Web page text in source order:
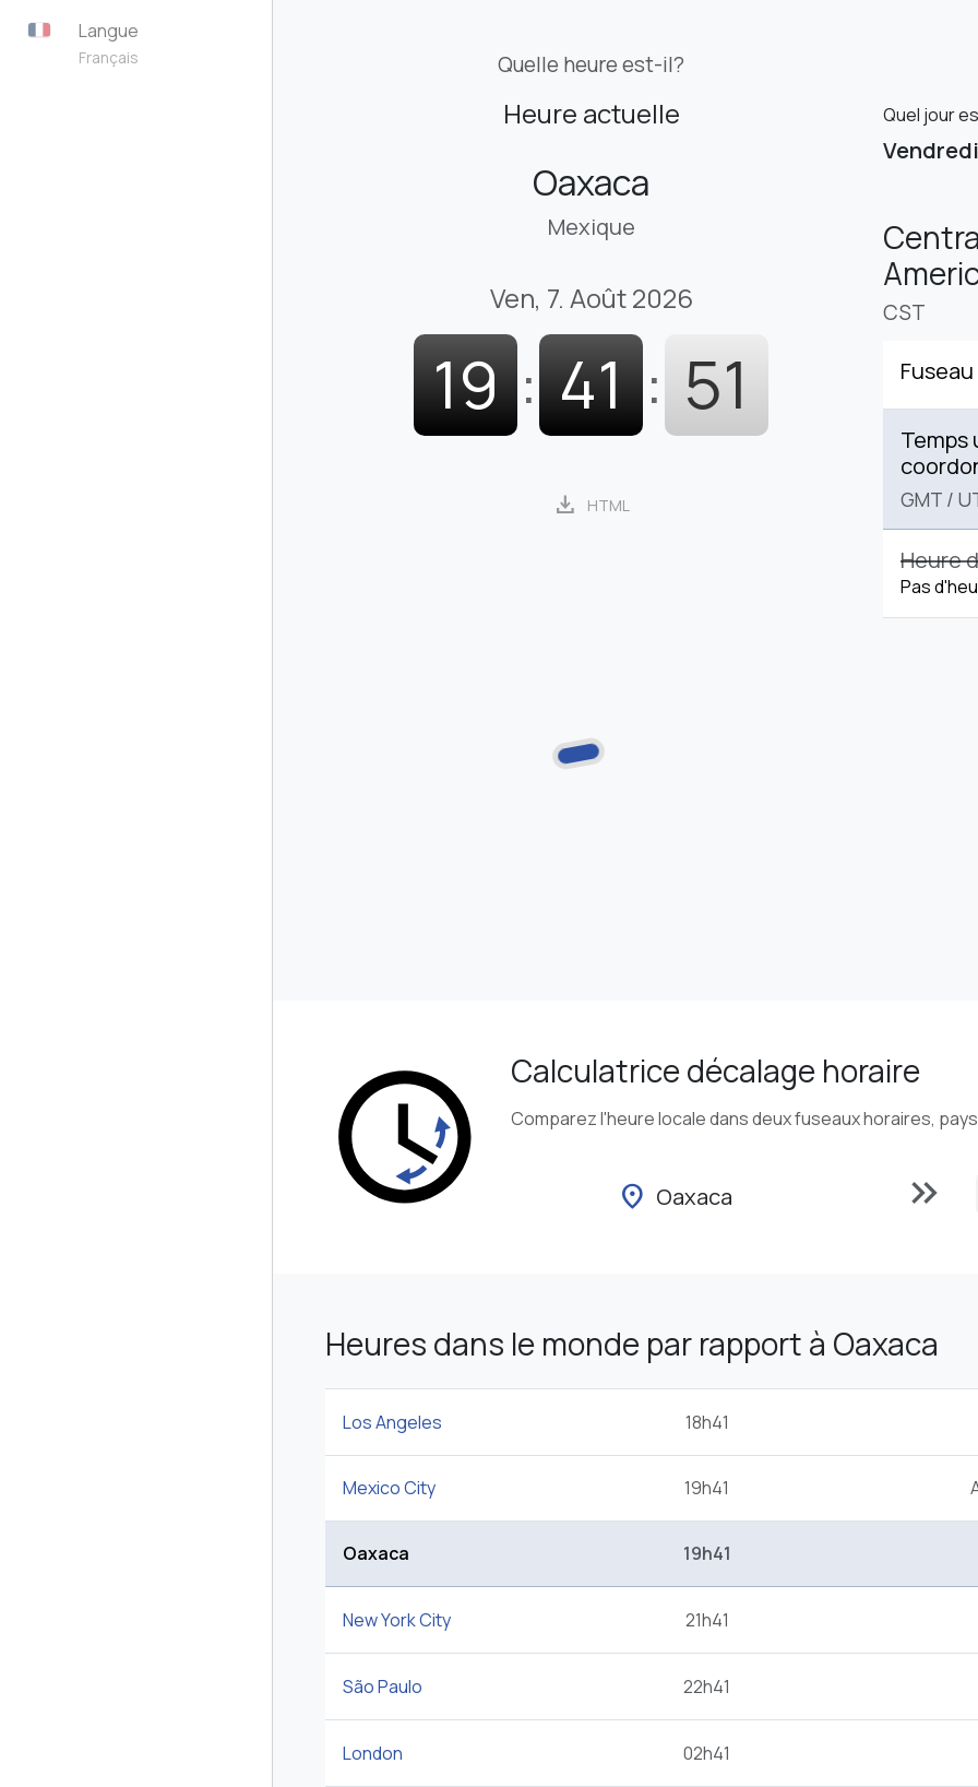
Langue
Français Quelle heure est-il?
Heure actuelle
Oaxaca
Mexique
Ven, 7. Août 2026
19 : 41 : 52
download HTML
Quel jour
Vendredi
CST
Temps
GMT /
Heure
Pas
Calculatrice décalage horaire
Comparez l'heure locale dans deux fuseaux horaires,
location_on Oaxaca keyboard_double_arrow_right
Heures dans le monde par rapport à Oaxaca
Los Angeles 18h41
Mexico City 19h41
Oaxaca 19h41
New York City 21h41
São Paulo 22h41
London 02h41